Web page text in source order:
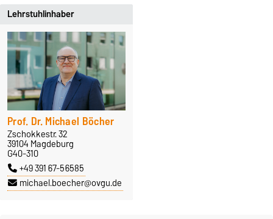
Lehrstuhlinhaber
Prof. Dr. Michael Böcher
Zschokkestr. 32
39104 Magdeburg
G40-310
+49 391 67-56585
michael.boecher@ovgu.de